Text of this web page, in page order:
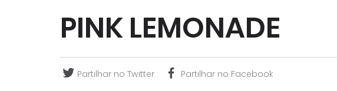
PINK LEMONADE
Partilhar no Twitter Partilhar no Facebook